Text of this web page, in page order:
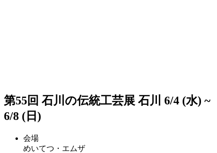
第55回 石川の伝統工芸展 石川 6/4 (水) ~
6/8 (日)
会場
めいてつ・エムザ